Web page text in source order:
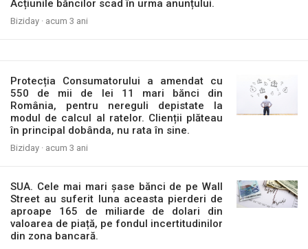
Acțiunile băncilor scad în urma anunțului.
Biziday · acum 3 ani
Protecția Consumatorului a amendat cu
550 de mii de lei 11 mari bănci din
România, pentru nereguli depistate la
modul de calcul al ratelor. Clienții plăteau
în principal dobânda, nu rata în sine.
Biziday · acum 3 ani
SUA. Cele mai mari șase bănci de pe Wall
Street au suferit luna aceasta pierderi de
aproape 165 de miliarde de dolari din
valoarea de piață, pe fondul incertitudinilor
din zona bancară.